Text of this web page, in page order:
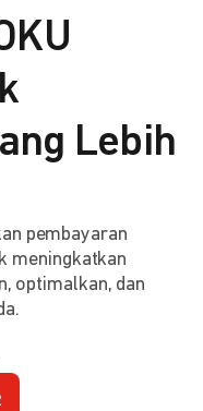
Lebih
pembayaran
meningkatkan
optimalkan, dan